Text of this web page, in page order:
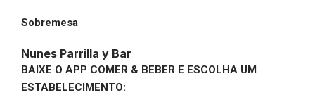
Sobremesa
Nunes Parrilla y Bar
BAIXE O APP COMER & BEBER E ESCOLHA UM
ESTABELECIMENTO: